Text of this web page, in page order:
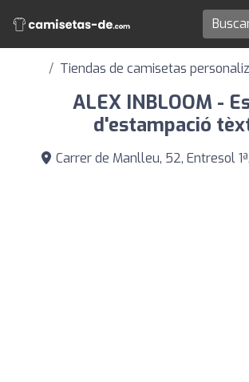
Tiendas de camisetas
ALEX INBLOOM -
d'estampació
Carrer de Manlleu, 52, Entresol